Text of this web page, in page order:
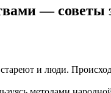
— советы
и люди.